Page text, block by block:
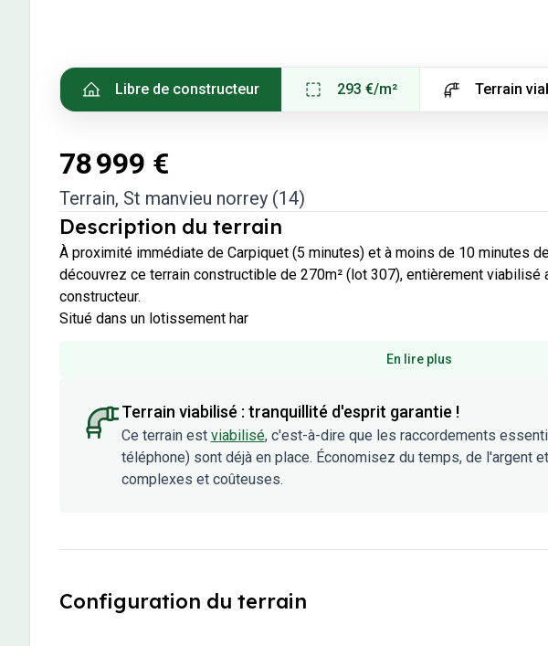
Libre de constructeur 293 €/m² Terrain
78 999 €
Terrain, St manvieu norrey (14)
Description du terrain
À proximité immédiate de Carpiquet (5 minutes) et à moins de 10 minutes
découvrez ce terrain constructible de 270m² (lot 307), entièrement viabilisé
constructeur.
Situé dans un lotissement har
En lire plus
Terrain viabilisé : tranquillité d'esprit garantie !
Ce terrain est viabilisé, c'est-à-dire que les raccordements
téléphone) sont déjà en place. Économisez du temps, de l'argent
complexes et coûteuses.
Configuration du terrain